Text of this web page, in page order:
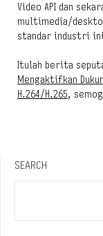
Video API dan
multimedia/
standar industri
Itulah berita
Mengaktifkan
H.264/H.265,
SEARCH